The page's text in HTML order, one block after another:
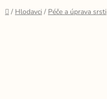
Domů
/ Hlodavci / Péče a úprava srsti